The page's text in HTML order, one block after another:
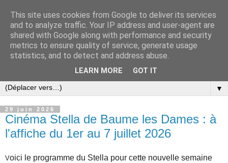
▼
29 juin 2026
Cinéma Stella de Baume les Dames : à
l'affiche du 1er au 7 juillet 2026
Voici le programme du Stella pour cette nouvelle semaine
This site uses cookies from Google to deliver its services
and to analyze traffic. Your IP address and user-agent are
shared with Google along with performance and security
metrics to ensure quality of service, generate usage
statistics, and to detect and address abuse.
LEARN MORE GOT IT